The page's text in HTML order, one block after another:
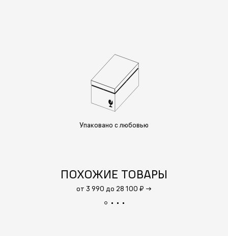
Упаковано с любовью
ПОХОЖИЕ ТОВАРЫ
от 3 990 до 28 100 ₽ →